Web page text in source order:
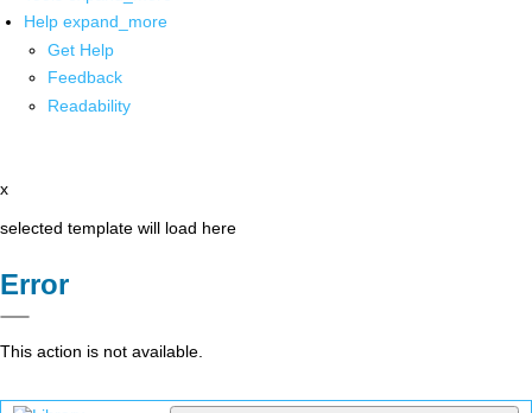
Help expand_more
Get Help
Feedback
Readability
x
selected template will load here
Error
This action is not available.